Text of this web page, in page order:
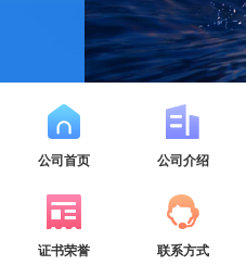
公司首页 公司介绍
证书荣誉 联系方式